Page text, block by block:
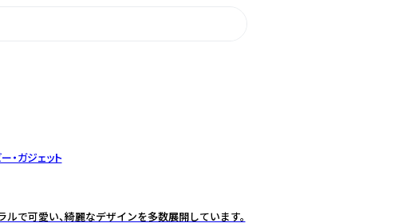
・ガジェット
で可愛い、綺麗なデザインを多数展開しています。